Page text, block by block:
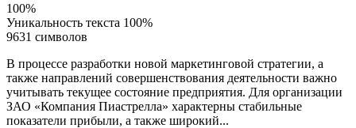
100%
Уникальность текста 100%
9631 символов
В процессе разработки новой маркетинговой стратегии, а
также направлений совершенствования деятельности важно
учитывать текущее состояние предприятия. Для организации
ЗАО «Компания Пиастрелла» характерны стабильные
показатели прибыли, а также широкий...